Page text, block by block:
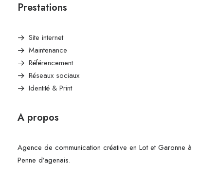
Prestations
Site internet
Maintenance
Référencement
Réseaux sociaux
Identité & Print
A propos
Agence de communication créative en Lot et Garonne à
Penne d’agenais.